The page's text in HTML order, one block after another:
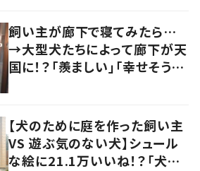
飼い主が廊下で寝てみたら…
→大型犬たちによって廊下が天
国に！？「羨ましい」「幸せそう」
【犬のために庭を作った飼い主
VS 遊ぶ気のない犬】シュール
な絵に21.1万いいね！？「犬の